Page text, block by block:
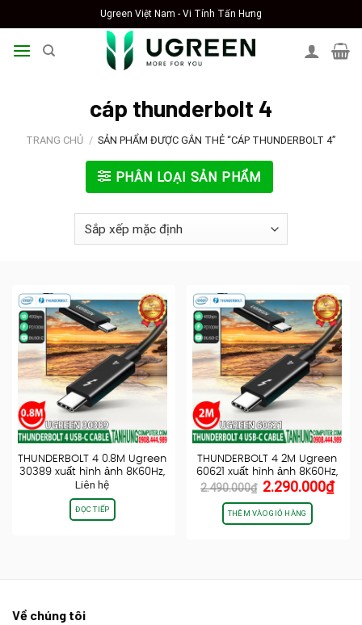
to
content
Ugreen Việt Nam - Vi Tính Tấn Hưng
cáp thunderbolt 4
TRANG CHỦ / SẢN PHẨM ĐƯỢC GẮN THẺ “CÁP THUNDERBOLT 4”
PHÂN LOẠI SẢN PHẨM
THUNDERBOLT 4 0.8M Ugreen
30389 xuất hình ảnh 8K60Hz,
truyền…
Liên hệ
ĐỌC TIẾP
THUNDERBOLT 4 2M Ugreen
60621 xuất hình ảnh 8K60Hz,
truyền…
2.490.000₫ Giá
gốc
là:
2.490.000₫.
2.290.000₫Giá
THÊM VÀO GIỎ HÀNG
Về chúng tôi